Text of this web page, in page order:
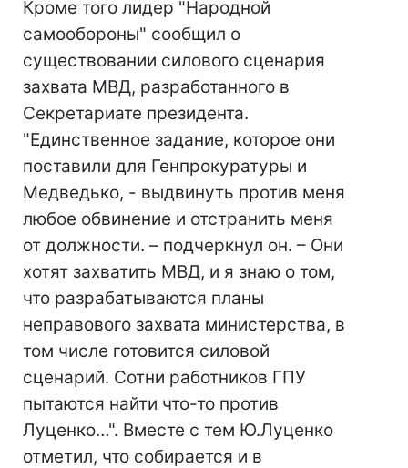
Кроме того лидер "Народной
самообороны" сообщил о
существовании силового сценария
захвата МВД, разработанного в
Секретариате президента.
"Единственное задание, которое они
поставили для Генпрокуратуры и
Медведько, - выдвинуть против меня
любое обвинение и отстранить меня
от должности. – подчеркнул он. – Они
хотят захватить МВД, и я знаю о том,
что разрабатываются планы
неправового захвата министерства, в
том числе готовится силовой
сценарий. Сотни работников ГПУ
пытаются найти что-то против
Луценко…". Вместе с тем Ю.Луценко
отметил, что собирается и в